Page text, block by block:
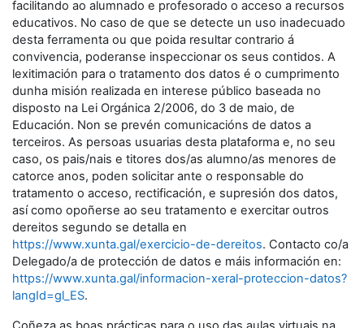
facilitando ao alumnado e profesorado o acceso a recursos
educativos. No caso de que se detecte un uso inadecuado
desta ferramenta ou que poida resultar contrario á
convivencia, poderanse inspeccionar os seus contidos. A
lexitimación para o tratamento dos datos é o cumprimento
dunha misión realizada en interese público baseada no
disposto na Lei Orgánica 2/2006, do 3 de maio, de
Educación. Non se prevén comunicacións de datos a
terceiros. As persoas usuarias desta plataforma e, no seu
caso, os pais/nais e titores dos/as alumno/as menores de
catorce anos, poden solicitar ante o responsable do
tratamento o acceso, rectificación, e supresión dos datos,
así como opoñerse ao seu tratamento e exercitar outros
dereitos segundo se detalla en
https://www.xunta.gal/exercicio-de-dereitos. Contacto co/a
Delegado/a de protección de datos e máis información en:
https://www.xunta.gal/informacion-xeral-proteccion-datos?
langId=gl_ES.